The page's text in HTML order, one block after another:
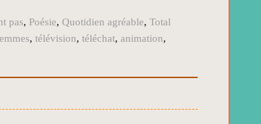
pas, Poésie, Quotidien agréable, Total
, télévision, téléchat, animation,